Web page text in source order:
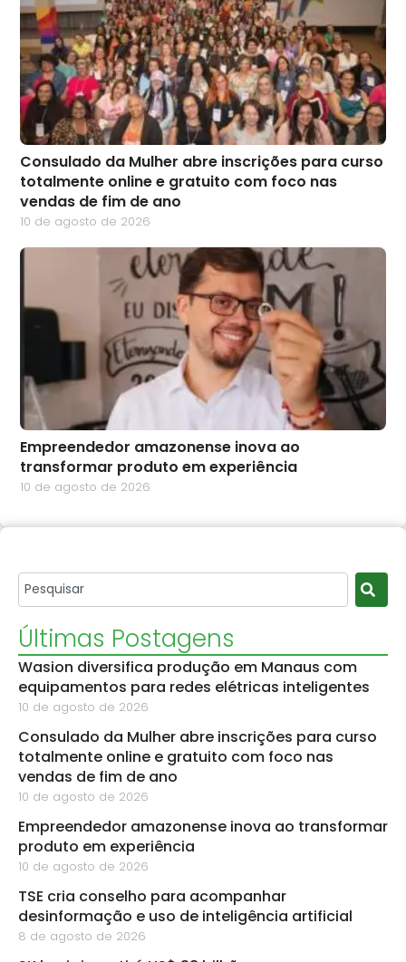
Consulado da Mulher abre inscrições para curso
totalmente online e gratuito com foco nas
vendas de fim de ano
10 de agosto de 2026
Empreendedor amazonense inova ao
transformar produto em experiência
10 de agosto de 2026
Últimas Postagens
Wasion diversifica produção em Manaus com
equipamentos para redes elétricas inteligentes
10 de agosto de 2026
Consulado da Mulher abre inscrições para curso
totalmente online e gratuito com foco nas
vendas de fim de ano
10 de agosto de 2026
Empreendedor amazonense inova ao transformar
produto em experiência
10 de agosto de 2026
TSE cria conselho para acompanhar
desinformação e uso de inteligência artificial
8 de agosto de 2026